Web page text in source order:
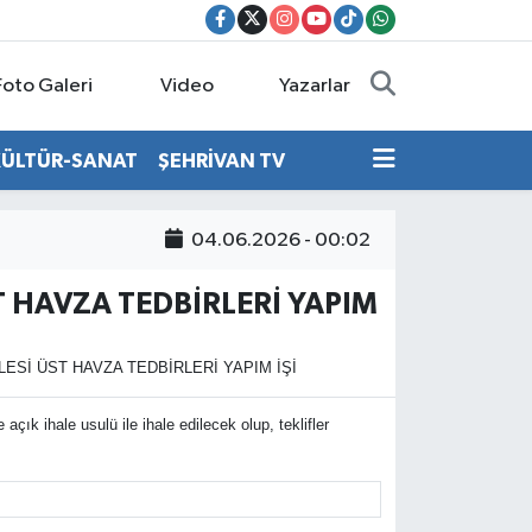
Galeri Video Yazarlar
SANAT ŞEHRİVAN TV
04.06.2026 - 00:02
HAVZA TEDBİRLERİ YAPIM
ÜST HAVZA TEDBİRLERİ YAPIM İŞİ
açık ihale usulü ile ihale edilecek olup, teklifler